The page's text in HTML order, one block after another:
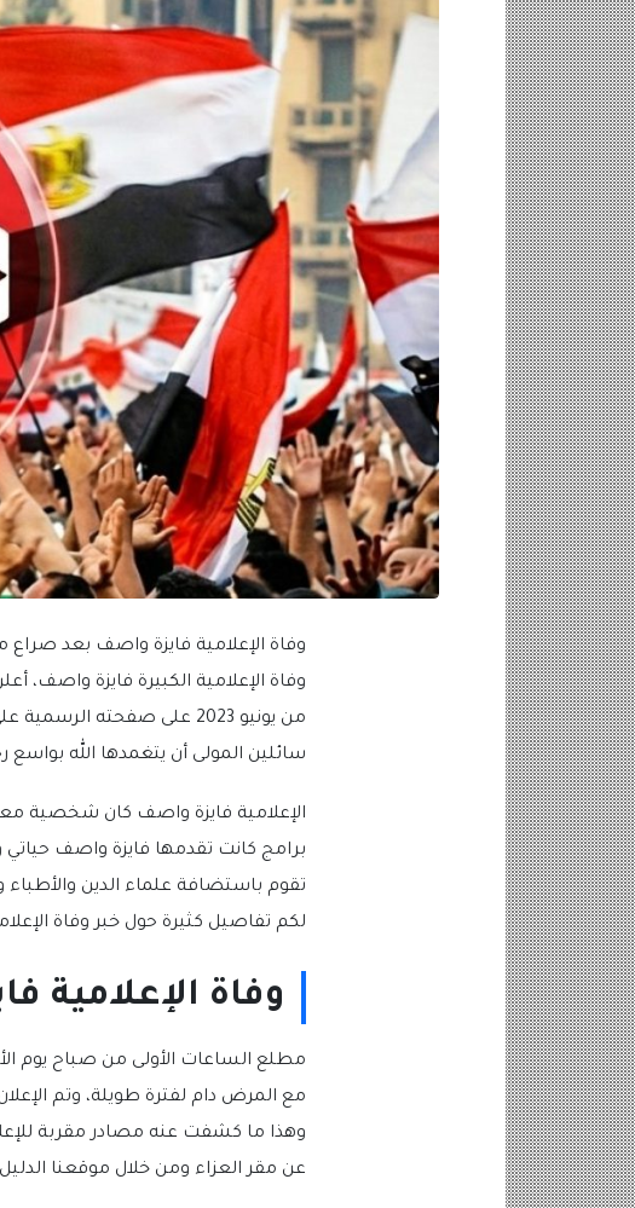
وفاة الإعلامية فايزة واصف بعد
من يونيو 2023 على صفحته
سائلين المولى أن يتغمدها الله
الإعلامية فايزة واصف كان شخصية
برامج كانت تقدمها فايزة واصف
تقوم باستضافة علماء الدين والأطباء
لكم تفاصيل كثيرة حول خبر وفاة
وفاة الإعلامية
مع المرض دام لفترة طويلة، وتم
وهذا ما كشفت عنه مصادر مقربة
عن مقر العزاء ومن خلال موقعنا